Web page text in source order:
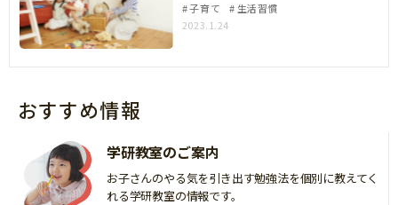
子育て
生活習慣
2023.1.24
おすすめ情報
学研教室のご案内
お子さんのやる気を引き出す勉強法を個別に教えてく
れる学研教室の情報です。